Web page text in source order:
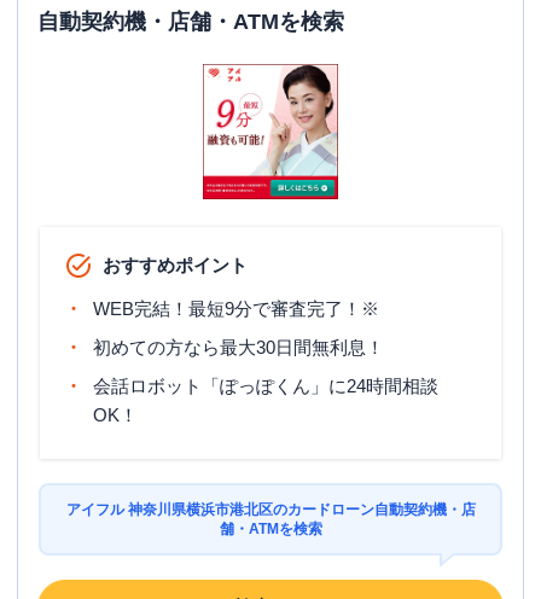
自動契約機・店舗・ATMを検索
おすすめポイント
WEB完結！最短9分で審査完了！※
初めての方なら最大30日間無利息！
会話ロボット「ぽっぽくん」に24時間相談
OK！
アイフル 神奈川県横浜市港北区のカードローン自動契約機・店
舗・ATMを検索